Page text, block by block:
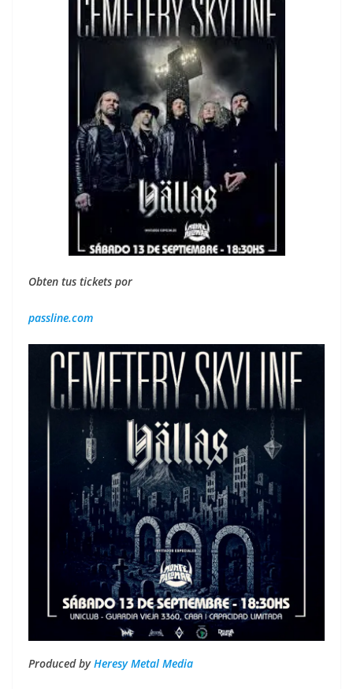
Obten tus tickets por
passline.com
Produced byHeresy Metal Media